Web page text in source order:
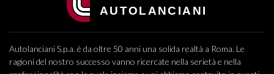
Autolanciani S.p.a. è da oltre 50 anni una solida realtà a Roma. Le
ragioni del nostro successo vanno ricercate nella serietà e nella